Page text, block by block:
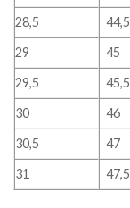
28,5
44,5
29
45
29,5
45,5
30
46
30,5
47
31
47,5